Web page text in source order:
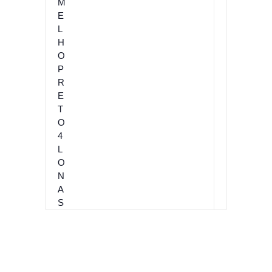
E
R
M
E
L
H
O
P
R
E
T
O
4
L
O
N